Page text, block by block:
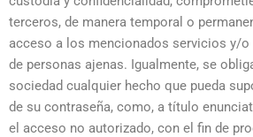
terceros, de manera temporal o
acceso a los mencionados servicios y/
de personas ajenas. Igualmente, se
sociedad cualquier hecho que pueda
de su contraseña, como, a título
el acceso no autorizado, con el fin de